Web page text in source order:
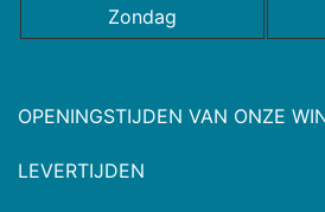
Zondag
OPENINGSTIJDEN VAN ONZE
LEVERTIJDEN